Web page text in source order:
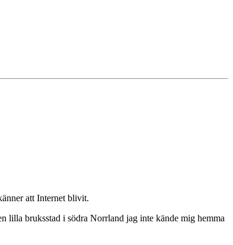
att Internet blivit.
lilla bruksstad i södra Norrland jag inte kände mig hemma